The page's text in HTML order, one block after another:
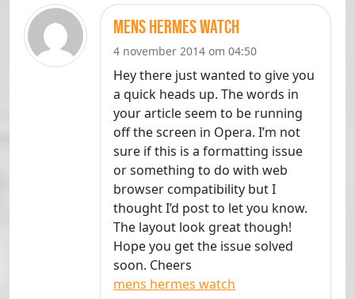
mens hermes watch
4 november 2014 om 04:50
Hey there just wanted to give you
a quick heads up. The words in
your article seem to be running
off the screen in Opera. I’m not
sure if this is a formatting issue
or something to do with web
browser compatibility but I
thought I’d post to let you know.
The layout look great though!
Hope you get the issue solved
soon. Cheers
mens hermes watch